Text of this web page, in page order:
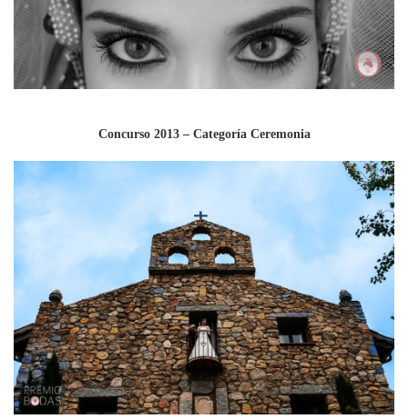
Concurso 2013 – Categoría Ceremonia